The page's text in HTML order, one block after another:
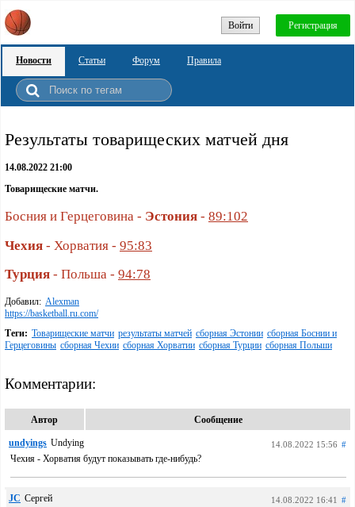
Войти Регистрация
Новости Статьи Форум Правила
Результаты товарищеских матчей дня
14.08.2022 21:00
Товарищеские матчи.
Босния и Герцеговина - Эстония - 89:102
Чехия - Хорватия - 95:83
Турция - Польша - 94:78
Добавил: Alexman
https://basketball.ru.com/
Теги: Товарищеские матчи результаты матчей сборная Эстонии сборная Боснии и
Герцеговины сборная Чехии сборная Хорватии сборная Турции сборная Польши
Комментарии:
Автор Сообщение
undyings Undying 14.08.2022 15:56 #
Чехия - Хорватия будут показывать где-нибудь?
JC Сергей 14.08.2022 16:41 #